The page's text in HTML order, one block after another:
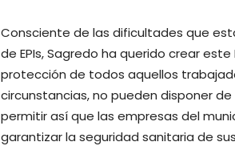
Consciente de las dificultades que
de EPIs, Sagredo ha querido crear
protección de todos aquellos
circunstancias, no pueden disponer
permitir así que las empresas del
garantizar la seguridad sanitaria de